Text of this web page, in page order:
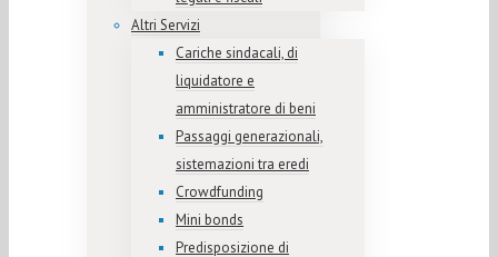
Altri Servizi
Cariche sindacali, di
liquidatore e
amministratore di beni
Passaggi generazionali,
sistemazioni tra eredi
Crowdfunding
Mini bonds
Predisposizione di